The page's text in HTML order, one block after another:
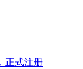
正式注册